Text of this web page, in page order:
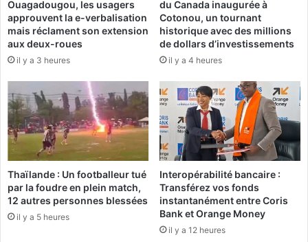
u
s
o
u
t
i
e
n
d
u
B
r
k
n
r
t
i
f
s
d
e
l
’
a
n
é
e
2
Ouagadougou, les usagers
approuvent la e-verbalisation
mais réclament son extension
aux deux-roues
il y a 3 heures
du Canada inaugurée à
Cotonou, un tournant
historique avec des millions
de dollars d’investissements
il y a 4 heures
Thaïlande : Un footballeur tué
par la foudre en plein match,
12 autres personnes blessées
il y a 5 heures
Interopérabilité bancaire :
Transférez vos fonds
instantanément entre Coris
Bank et Orange Money
il y a 12 heures